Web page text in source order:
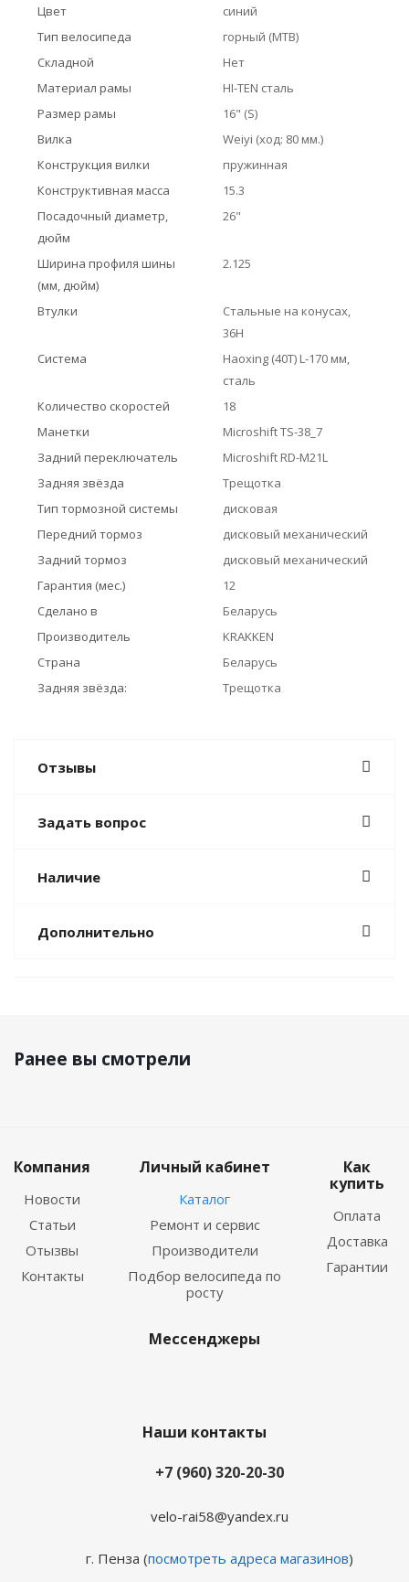
Цвет
синий
Тип велосипеда
горный (MTB)
Складной
Нет
Материал рамы
HI-TEN сталь
Размер рамы
16" (S)
Вилка
Weiyi (ход: 80 мм.)
Конструкция вилки
пружинная
Конструктивная масса
15.3
Посадочный диаметр,
дюйм
26"
Ширина профиля шины
(мм, дюйм)
2.125
Втулки
Стальные на конусах,
36H
Система
Haoxing (40Т) L-170 мм,
сталь
Количество скоростей
18
Манетки
Microshift TS-38_7
Задний переключатель
Microshift RD-M21L
Задняя звёзда
Трещотка
Тип тормозной системы
дисковая
Передний тормоз
дисковый механический
Задний тормоз
дисковый механический
Гарантия (мес.)
12
Сделано в
Беларусь
Производитель
KRAKKEN
Страна
Беларусь
Задняя звёзда:
Трещотка
Отзывы
Задать вопрос
Наличие
Дополнительно
Ранее вы смотрели
Компания
Новости
Статьи
Отызвы
Контакты
Личный кабинет
Каталог
Ремонт и сервис
Производители
Подбор велосипеда по
росту
Как
купить
Оплата
Доставка
Гарантии
Мессенджеры
Наши контакты
+7 (960) 320-20-30
velo-rai58@yandex.ru
г. Пенза (посмотреть адреса магазинов)